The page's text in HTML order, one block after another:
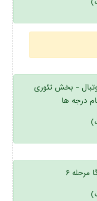
- بخش تئوری
درجه ها
۶